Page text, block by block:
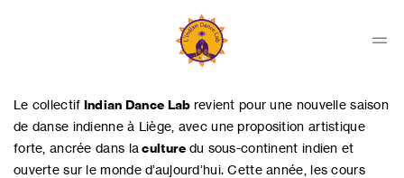
Dance
Lab
Collectif
Le collectif Indian Dance Lab revient pour une nouvelle saison
de danse indienne à Liège, avec une proposition artistique
forte, ancrée dans laculture du sous-continent indien et
ouverte sur le monde d’aujourd’hui. Cette année, les cours